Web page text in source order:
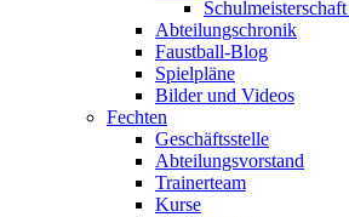
Abteilungschronik
Faustball-Blog
Spielpläne
Bilder und Videos
Fechten
Geschäftsstelle
Abteilungsvorstand
Trainerteam
Kurse